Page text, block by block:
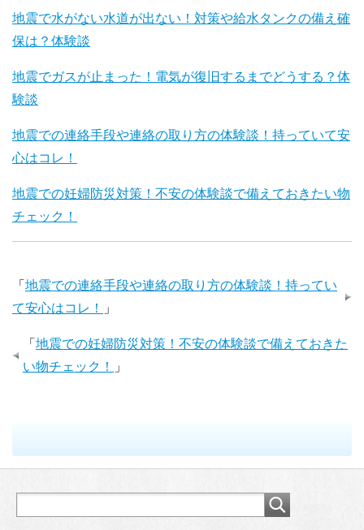
地震で水がない水道が出ない！対策や給水タンクの備え確
保は？体験談
地震でガスが止まった！電気が復旧するまでどうする？体
験談
地震での連絡手段や連絡の取り方の体験談！持っていて安
心はコレ！
地震での妊婦防災対策！不安の体験談で備えておきたい物
チェック！
「 地震での連絡手段や連絡の取り方の体験談！持ってい
て安心はコレ！
」
「 地震での妊婦防災対策！不安の体験談で備えておきた
い物チェック！
」